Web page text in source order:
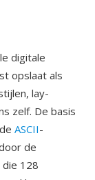
digitale
opslaat als
lay-
zelf. De basis
ASCII-
de
die 128